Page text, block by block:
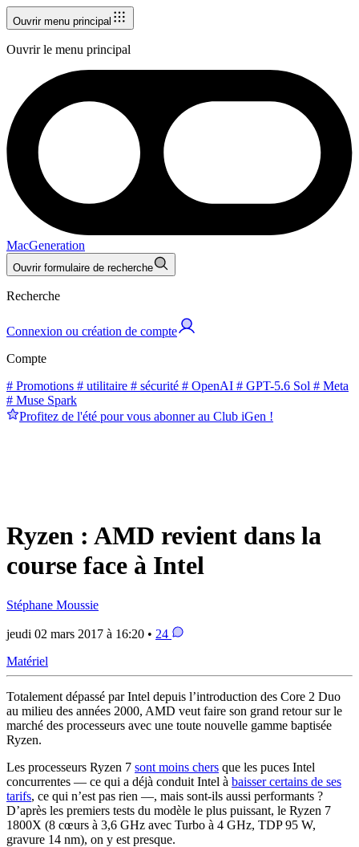
Ouvrir menu principal
Ouvrir le menu principal
MacGeneration
Ouvrir formulaire de recherche
Recherche
Connexion ou création de compte
Compte
# Promotions # utilitaire # sécurité # OpenAI # GPT-5.6 Sol # Meta
# Muse Spark
Profitez de l'été pour vous abonner au Club iGen !
Ryzen : AMD revient dans la
course face à Intel
Stéphane Moussie
jeudi 02 mars 2017 à 16:20 • 24
Matériel
Totalement dépassé par Intel depuis l’introduction des Core 2 Duo
au milieu des années 2000, AMD veut faire son grand retour sur le
marché des processeurs avec une toute nouvelle gamme baptisée
Ryzen.
Les processeurs Ryzen 7 sont moins chers que les puces Intel
concurrentes — ce qui a déjà conduit Intel à baisser certains de ses
tarifs, ce qui n’est pas rien —, mais sont-ils aussi performants ?
D’après les premiers tests du modèle le plus puissant, le Ryzen 7
1800X (8 cœurs à 3,6 GHz avec Turbo à 4 GHz, TDP 95 W,
gravure 14 nm), on y est presque.